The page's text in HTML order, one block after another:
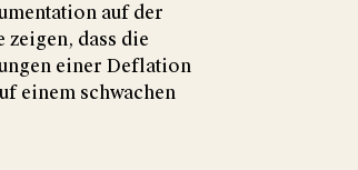
auf der
zeigen, dass die
einer Deflation
einem schwachen